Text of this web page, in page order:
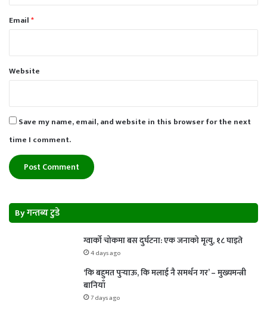
Email*
Website
Save my name, email, and website in this browser for the next
time I comment.
By गन्तब्य टुडे
ग्वार्को चोकमा बस दुर्घटना: एक जनाको मृत्यु, १८ घाइते
4 days ago
‘कि बहुमत पुर्‍याऊ, कि मलाई नै समर्थन गर’ – मुख्यमन्त्री
बानियाँ
7 days ago